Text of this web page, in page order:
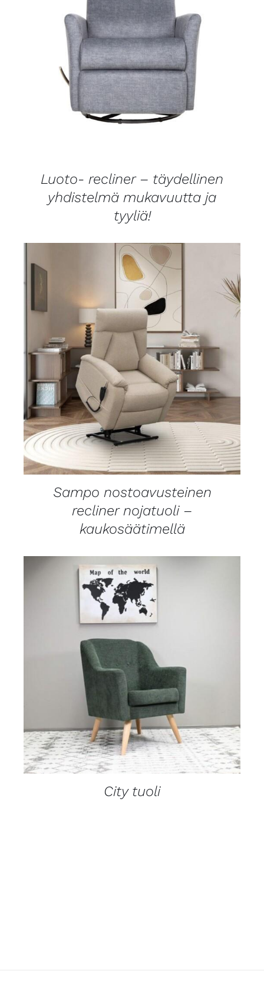
LISÄTIEDOT
Luoto- recliner – täydellinen
yhdistelmä mukavuutta ja
tyyliä!
LISÄTIEDOT
Sampo nostoavusteinen
recliner nojatuoli –
kaukosäätimellä
LISÄTIEDOT
City tuoli